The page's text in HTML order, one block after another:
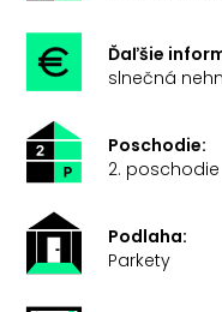
Ďaľšie
slnečná
Poschodie:
2. poschodie
Podlaha:
Parkety